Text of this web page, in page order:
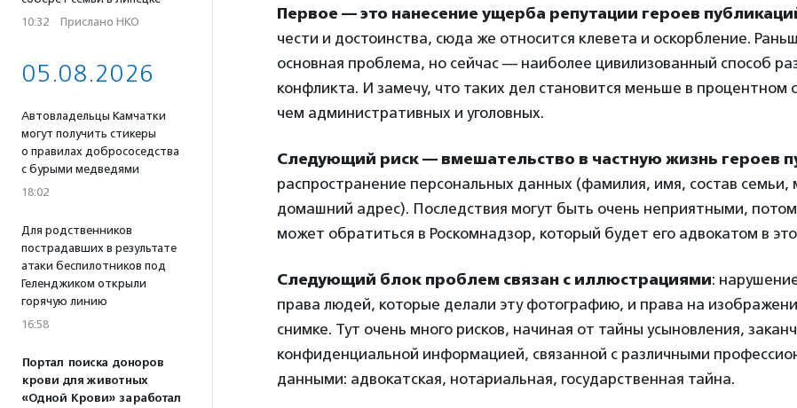
10:32 · Прислано НКО
05.08.2026
Автовладельцы Камчатки
могут получить стикеры
о правилах добрососедства
с бурыми медведями
18:02
Для родственников
пострадавших в результате
атаки беспилотников под
Геленджиком открыли
горячую линию
16:58
Портал поиска доноров
крови для животных
«Одной Крови» заработал
Первое — это нанесение ущерба репутации героев
чести и достоинства, сюда же относится клевета и оскорбление.
основная проблема, но сейчас — наиболее цивилизованный способ
конфликта. И замечу, что таких дел становится меньше в процентном
чем административных и уголовных.
Следующий риск — вмешательство в частную жизнь героев
распространение персональных данных (фамилия, имя, состав семьи,
домашний адрес). Последствия могут быть очень неприятными,
может обратиться в Роскомнадзор, который будет его адвокатом в
Следующий блок проблем связан с иллюстрациями:
права людей, которые делали эту фотографию, и права на
снимке. Тут очень много рисков, начиная от тайны усыновления,
конфиденциальной информацией, связанной с различными
данными: адвокатская, нотариальная, государственная тайна.